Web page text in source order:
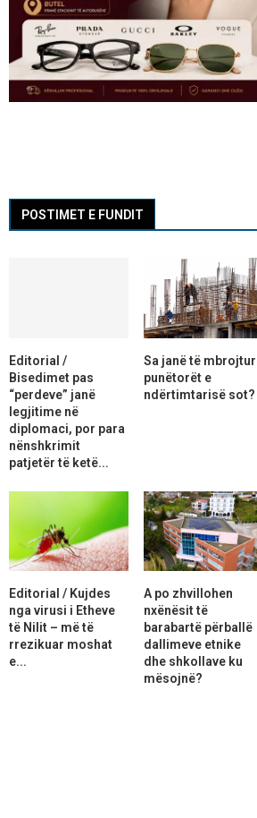
POSTIMET E FUNDIT
Editorial /
Bisedimet pas
“perdeve” janë
legjitime në
diplomaci, por para
nënshkrimit
patjetër të ketë...
Sa janë të mbrojtur
punëtorët e
ndërtimtarisë sot?
Editorial / Kujdes
nga virusi i Etheve
të Nilit – më të
rrezikuar moshat
e...
A po zhvillohen
nxënësit të
barabartë përballë
dallimeve etnike
dhe shkollave ku
mësojnë?